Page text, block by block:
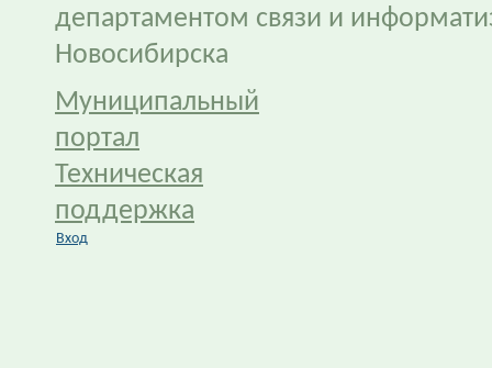
департаментом связи и
Новосибирска
Муниципальный
портал
Техническая
поддержка
Вход